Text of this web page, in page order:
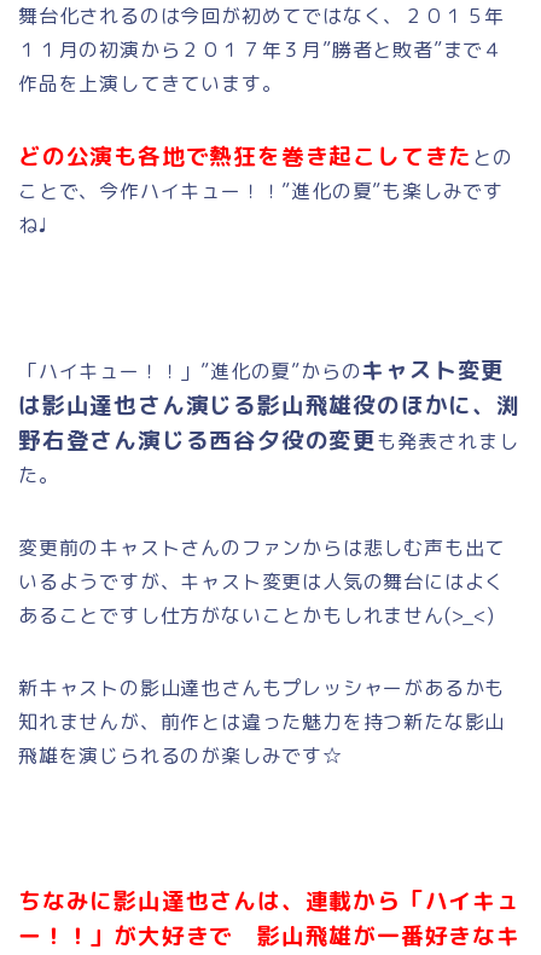
舞台化されるのは今回が初めてではなく、２０１５年
１１月の初演から２０１７年３月”勝者と敗者”まで４
作品を上演してきています。
どの公演も各地で熱狂を巻き起こしてきた との
ことで、今作ハイキュー！！”進化の夏”も楽しみです
ね♩
「ハイキュー！！」”進化の夏”からのキャスト変更
は影山達也さん演じる影山飛雄役のほかに、渕
野右登さん演じる西谷夕役の変更も発表されまし
た。
変更前のキャストさんのファンからは悲しむ声も出て
いるようですが、キャスト変更は人気の舞台にはよく
あることですし仕方がないことかもしれません(>_<)
新キャストの影山達也さんもプレッシャーがあるかも
知れませんが、前作とは違った魅力を持つ新たな影山
飛雄を演じられるのが楽しみです☆
ちなみに影山達也さんは、連載から「ハイキュ
ー！！」が大好きで 影山飛雄が一番好きなキ